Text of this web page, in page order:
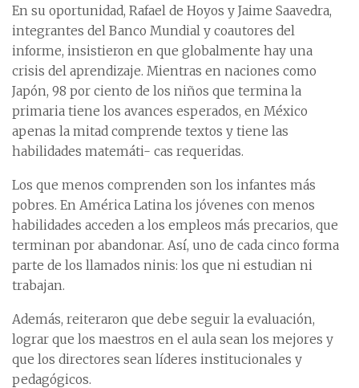
En su oportunidad, Rafael de Hoyos y Jaime Saavedra,
integrantes del Banco Mundial y coautores del
informe, insistieron en que globalmente hay una
crisis del aprendizaje. Mientras en naciones como
Japón, 98 por ciento de los niños que termina la
primaria tiene los avances esperados, en México
apenas la mitad comprende textos y tiene las
habilidades matemáti- cas requeridas.
Los que menos comprenden son los infantes más
pobres. En América Latina los jóvenes con menos
habilidades acceden a los empleos más precarios, que
terminan por abandonar. Así, uno de cada cinco forma
parte de los llamados ninis: los que ni estudian ni
trabajan.
Además, reiteraron que debe seguir la evaluación,
lograr que los maestros en el aula sean los mejores y
que los directores sean líderes institucionales y
pedagógicos.